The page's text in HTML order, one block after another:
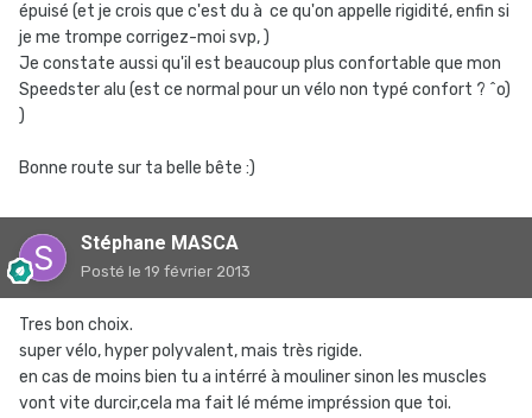
épuisé (et je crois que c'est du à ce qu'on appelle rigidité, enfin si
je me trompe corrigez-moi svp, )
Je constate aussi qu'il est beaucoup plus confortable que mon
Speedster alu (est ce normal pour un vélo non typé confort ? ^o)
)
Bonne route sur ta belle bête :)
Stéphane MASCA
Posté le 19 février 2013
Tres bon choix.
super vélo, hyper polyvalent, mais très rigide.
en cas de moins bien tu a intérré à mouliner sinon les muscles
vont vite durcir,cela ma fait lé méme impréssion que toi.